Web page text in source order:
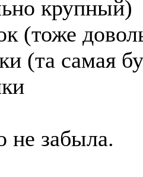
крупный)
(тоже
(та самая
не забыла.